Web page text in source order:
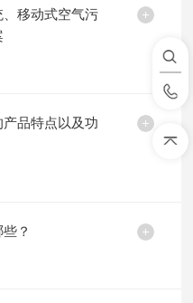
移动式空气污
品特点以及功
？